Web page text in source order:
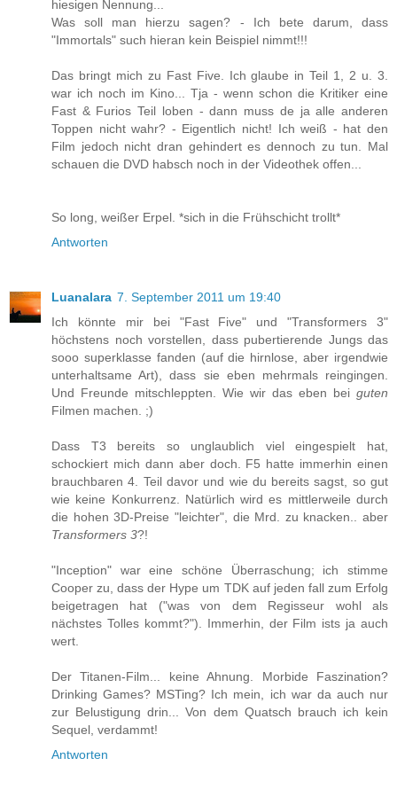
hiesigen Nennung...
Was soll man hierzu sagen? - Ich bete darum, dass
"Immortals" such hieran kein Beispiel nimmt!!!
Das bringt mich zu Fast Five. Ich glaube in Teil 1, 2 u. 3.
war ich noch im Kino... Tja - wenn schon die Kritiker eine
Fast & Furios Teil loben - dann muss de ja alle anderen
Toppen nicht wahr? - Eigentlich nicht! Ich weiß - hat den
Film jedoch nicht dran gehindert es dennoch zu tun. Mal
schauen die DVD habsch noch in der Videothek offen...
So long, weißer Erpel. *sich in die Frühschicht trollt*
Antworten
Luanalara 7. September 2011 um 19:40
Ich könnte mir bei "Fast Five" und "Transformers 3"
höchstens noch vorstellen, dass pubertierende Jungs das
sooo superklasse fanden (auf die hirnlose, aber irgendwie
unterhaltsame Art), dass sie eben mehrmals reingingen.
Und Freunde mitschleppten. Wie wir das eben bei guten
Filmen machen. ;)
Dass T3 bereits so unglaublich viel eingespielt hat,
schockiert mich dann aber doch. F5 hatte immerhin einen
brauchbaren 4. Teil davor und wie du bereits sagst, so gut
wie keine Konkurrenz. Natürlich wird es mittlerweile durch
die hohen 3D-Preise "leichter", die Mrd. zu knacken.. aber
Transformers 3?!
"Inception" war eine schöne Überraschung; ich stimme
Cooper zu, dass der Hype um TDK auf jeden fall zum Erfolg
beigetragen hat ("was von dem Regisseur wohl als
nächstes Tolles kommt?"). Immerhin, der Film ists ja auch
wert.
Der Titanen-Film... keine Ahnung. Morbide Faszination?
Drinking Games? MSTing? Ich mein, ich war da auch nur
zur Belustigung drin... Von dem Quatsch brauch ich kein
Sequel, verdammt!
Antworten